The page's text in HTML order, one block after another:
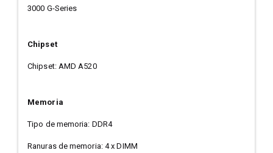
3000 G-Series
Chipset
Chipset: AMD A520
Memoria
Tipo de memoria: DDR4
Ranuras de memoria: 4 x DIMM